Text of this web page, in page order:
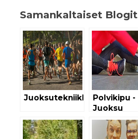
Samankaltaiset Blogit
Juoksutekniikka
Polvikipu -
Juoksu